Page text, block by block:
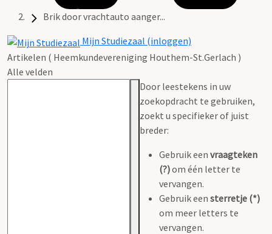
Brik door vrachtauto aanger...
Mijn Studiezaal (inloggen)
Artikelen ( Heemkundevereniging Houthem-St.Gerlach )
Alle velden
Door leestekens in uw
zoekopdracht te gebruiken,
zoekt u specifieker of juist
breder:
Gebruik een vraagteken
(?)om één letter te
vervangen.
Gebruik een sterretje (*)
om meer letters te
vervangen.